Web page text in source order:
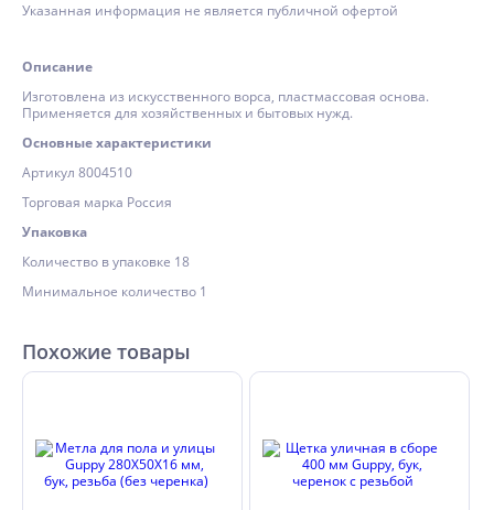
Указанная информация не является публичной офертой
Описание
Изготовлена из искусственного ворса, пластмассовая основа.
Применяется для хозяйственных и бытовых нужд.
Основные характеристики
Артикул 8004510
Торговая марка Россия
Упаковка
Количество в упаковке 18
Минимальное количество 1
Похожие товары